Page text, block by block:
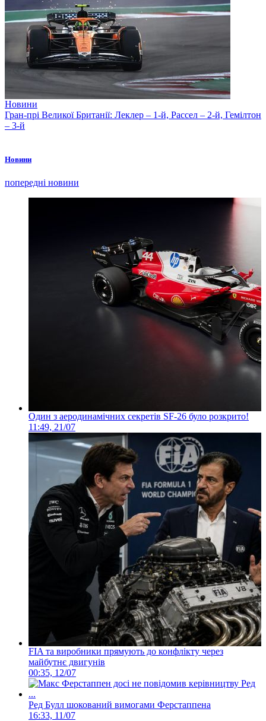
Новини
Гран-прі Великої Британії: Леклер – 1-й, Рассел – 2-й, Гемілтон
– 3-й
Новини
попередні новини
Один з аеродинамічних секретів SF-26 було розкрито!
11:49, 21/07
FIA та виробники прямують до конфлікту через
майбутнє двигунів
00:35, 12/07
Ред Булл шокований вимогами Ферстаппена
16:33, 11/07